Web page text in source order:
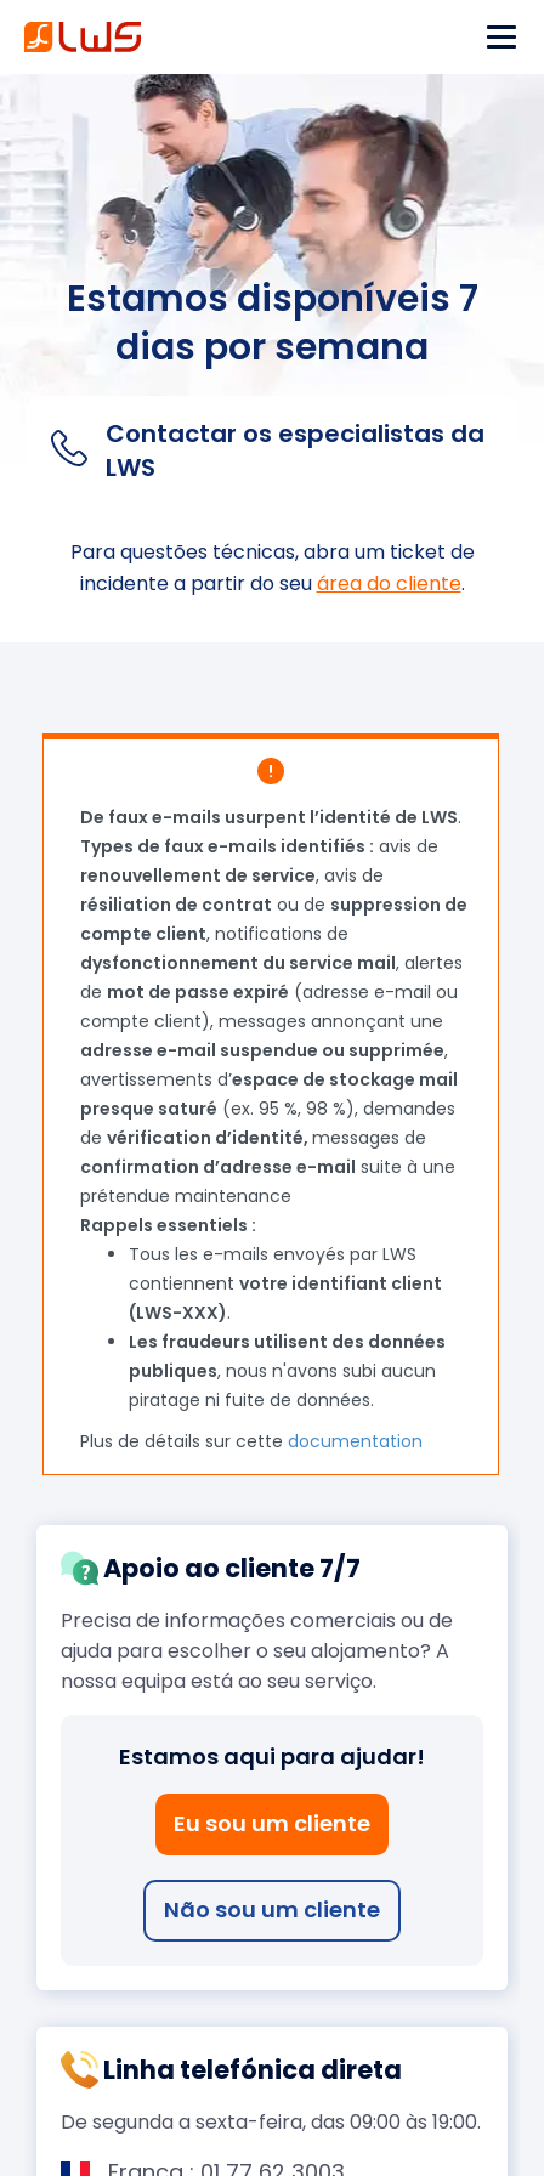
Estamos disponíveis 7
dias por semana
Contactar os especialistas da
LWS
Para questões técnicas, abra um ticket de
incidente a partir do seuárea do cliente.
Loading...